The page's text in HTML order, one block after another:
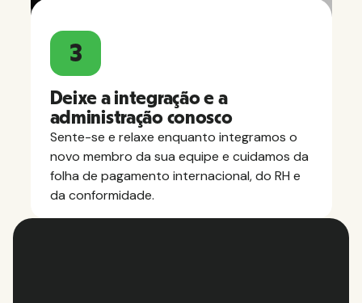
3
Deixe a integração e a
administração conosco
Sente-se e relaxe enquanto integramos o
novo membro da sua equipe e cuidamos da
folha de pagamento internacional, do RH e
da conformidade.